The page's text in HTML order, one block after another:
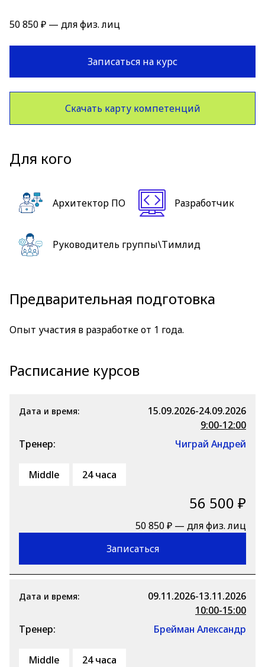
50 850 ₽ — для физ. лиц
Записаться на курс
Скачать карту компетенций
Для кого
Архитектор ПО Разработчик
Руководитель группы\Тимлид
Предварительная подготовка
Опыт участия в разработке от 1 года.
Расписание курсов
Дата и время:
15.09.2026-24.09.2026
9:00-12:00
Тренер:
Чиграй Андрей
Middle 24 часа
56 500 ₽
50 850 ₽ — для физ. лиц
Записаться
Дата и время:
09.11.2026-13.11.2026
10:00-15:00
Тренер:
Брейман Александр
Middle 24 часа